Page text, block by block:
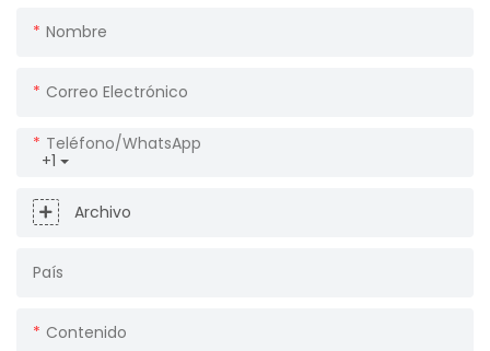
Nombre
Correo Electrónico
+1
Teléfono/WhatsApp
Archivo
País
Contenido